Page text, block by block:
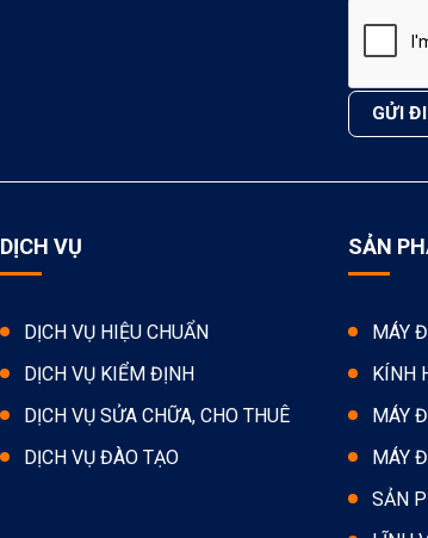
DỊCH VỤ
DỊCH VỤ HIỆU CHUẨN
DỊCH VỤ KIỂM ĐỊNH
DỊCH VỤ SỬA CHỮA, CHO THUÊ
DỊCH VỤ ĐÀO TẠO
SẢN
MÁY
KÍNH
MÁY
MÁY
SẢN